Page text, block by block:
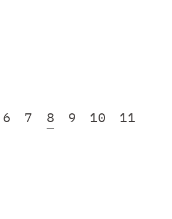
6 7 8 9 10 11